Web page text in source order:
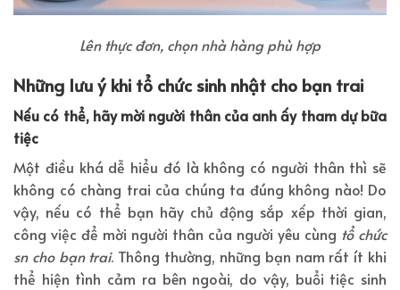
Lên thực đơn, chọn nhà hàng phù hợp
Những lưu ý khi tổ chức sinh nhật cho bạn trai
Nếu có thể, hãy mời người thân của anh ấy tham dự bữa
tiệc
Một điều khá dễ hiểu đó là không có người thân thì sẽ
không có chàng trai của chúng ta đúng không nào! Do
vậy, nếu có thể bạn hãy chủ động sắp xếp thời gian,
công việc để mời người thân của người yêu cùng tổ chức
sn cho bạn trai. Thông thường, những bạn nam rất ít khi
thể hiện tình cảm ra bên ngoài, do vậy, buổi tiệc sinh